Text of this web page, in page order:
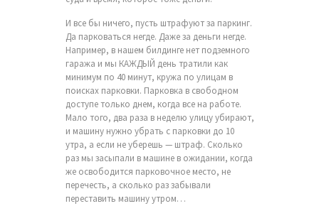
И все бы ничего, пусть штрафуют за паркинг.
Да парковаться негде. Даже за деньги негде.
Например, в нашем билдинге нет подземного
гаража и мы КАЖДЫЙ день тратили как
минимум по 40 минут, кружа по улицам в
поисках парковки. Парковка в свободном
доступе только днем, когда все на работе.
Мало того, два раза в неделю улицу убирают,
и машину нужно убрать с парковки до 10
утра, а если не уберешь — штраф. Сколько
раз мы засыпали в машине в ожидании, когда
же освободится парковочное место, не
перечесть, а сколько раз забывали
переставить машину утром…